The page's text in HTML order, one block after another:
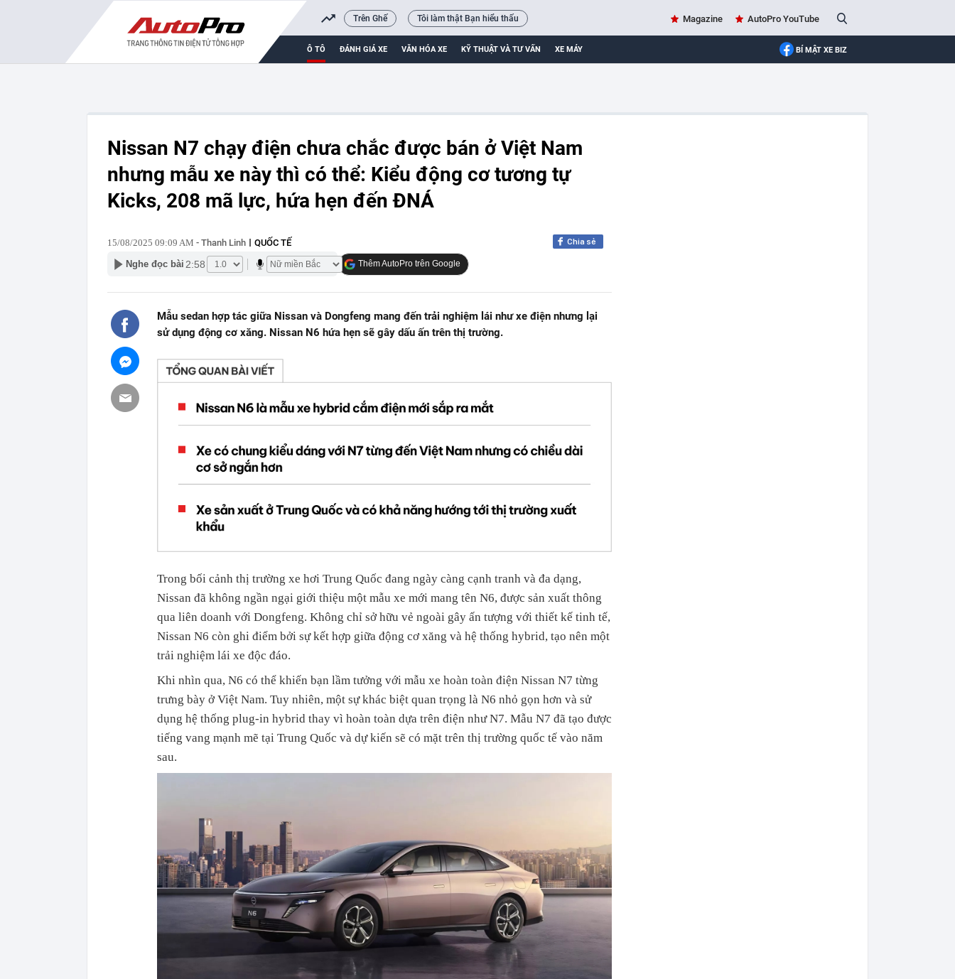
Trên Ghế Tôi làm thật Bạn hiểu thấu Magazine AutoPro YouTube
Ô TÔ ĐÁNH GIÁ XE VĂN HÓA XE KỸ THUẬT VÀ TƯ VẤN XE MÁY BÍ MẬT XE BIZ
Nissan N7 chạy điện chưa chắc được bán ở Việt Nam
nhưng mẫu xe này thì có thể: Kiểu động cơ tương tự
Kicks, 208 mã lực, hứa hẹn đến ĐNÁ
15/08/2025 09:09 AM - Thanh Linh QUỐC TẾ Chia sẻ
Thêm AutoPro trên Google
Nghe đọc bài 2:58
Mẫu sedan hợp tác giữa Nissan và Dongfeng mang đến trải nghiệm lái như xe điện nhưng lại
sử dụng động cơ xăng. Nissan N6 hứa hẹn sẽ gây dấu ấn trên thị trường.
Trong bối cảnh thị trường xe hơi Trung Quốc đang ngày càng cạnh tranh và đa dạng,
Nissan đã không ngần ngại giới thiệu một mẫu xe mới mang tên N6, được sản xuất thông
qua liên doanh với Dongfeng. Không chỉ sở hữu vẻ ngoài gây ấn tượng với thiết kế tinh tế,
Nissan N6 còn ghi điểm bởi sự kết hợp giữa động cơ xăng và hệ thống hybrid, tạo nên một
trải nghiệm lái xe độc đáo.
Khi nhìn qua, N6 có thể khiến bạn lầm tưởng với mẫu xe hoàn toàn điện Nissan N7 từng
trưng bày ở Việt Nam. Tuy nhiên, một sự khác biệt quan trọng là N6 nhỏ gọn hơn và sử
dụng hệ thống plug-in hybrid thay vì hoàn toàn dựa trên điện như N7. Mẫu N7 đã tạo được
tiếng vang mạnh mẽ tại Trung Quốc và dự kiến sẽ có mặt trên thị trường quốc tế vào năm
sau.